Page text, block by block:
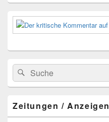
Suchen
nach:
Suchen
Zeitungen / Anzeigen